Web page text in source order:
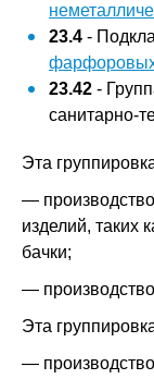
23.4 -
фарфоровых
23.42 -
санитарно-
Эта
—
изделий, таких
бачки;
—
Эта
—